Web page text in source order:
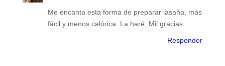
Me encanta esta forma de preparar lasaña, más
fácil y menos calórica. La haré. Mil gracias.
Responder